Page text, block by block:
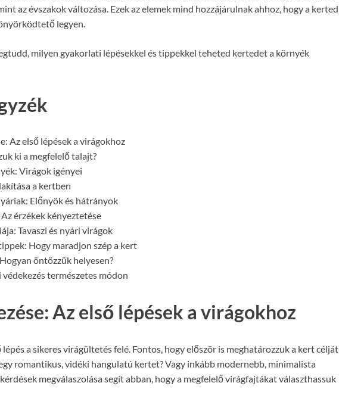
az évszakok változása. Ezek az elemek mind hozzájárulnak ahhoz, hogy a kerted
legyen.
milyen gyakorlati lépésekkel és tippekkel teheted kertedet a környék
Az első lépések a virágokhoz
ki a megfelelő talajt?
Virágok igényei
a kertben
Előnyök és hátrányok
érzékek kényeztetése
Tavaszi és nyári virágok
Hogy maradjon szép a kert
öntözzük helyesen?
természetes módon
Az első lépések a virágokhoz
a sikeres virágültetés felé. Fontos, hogy először is meghatározzuk a kert célját
romantikus, vidéki hangulatú kertet? Vagy inkább modernebb, minimalista
megválaszolása segít abban, hogy a megfelelő virágfajtákat választhassuk